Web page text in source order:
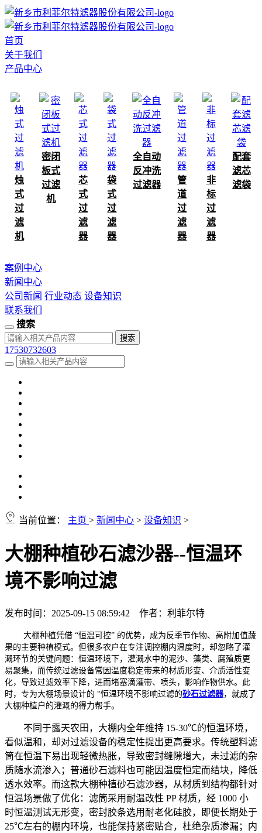
首页
关于我们
产品中心
烛
式
过
滤
机
密闭
板式
过滤
机
芯
式
过
滤
器
袋
式
过
滤
器
全自动
反冲洗
过滤器
管
道
过
滤
器
非
标
过
滤
器
配套
滤芯
滤袋
案例中心
新闻中心
公司新闻 行业动态 设备知识
联系我们
搜索
17530732603
当前位置： 主页 > 新闻中心 > 设备知识 >
大棚种植砂石滤沙器--恒温环
境不影响过滤
发布时间：2025-09-15 08:59:42 作者：利菲尔特
大棚种植凭借 “恒温可控” 的优势，成为反季节作物、高附加值蔬
果的主要种植模式。但很多农户在专注调控棚内温度时，却忽略了灌
溉环节的关键问题：恒温环境下，灌溉水中的泥沙、藻类、腐殖质更
易聚集，而传统过滤设备常因温度稳定带来的材质形变、介质活性变
化，导致过滤效率下降，进而堵塞滴灌带、喷头，影响作物供水。此
时，专为大棚场景设计的 “恒温环境不影响过滤的砂石过滤器，就成了
大棚种植户的灌溉的得力帮手。
不同于露天农田，大棚内全年维持 15-30℃的恒温环境，
看似温和，却对过滤设备的稳定性提出更高要求。传统塑料滤
筒在恒温下易出现轻微热胀，导致密封缝隙增大，未过滤的杂
质随水流渗入；普通砂石滤料也可能因温度恒定而结块，降低
透水效率。而这款大棚种植砂石滤沙器，从材质到结构都针对
恒温场景做了优化：滤筒采用耐温改性 PP 材质，经 1000 小
时恒温测试无形变，密封胶条选用耐老化硅胶，即便长期处于
25℃左右的棚内环境，也能保持紧密贴合，杜绝杂质渗漏；内